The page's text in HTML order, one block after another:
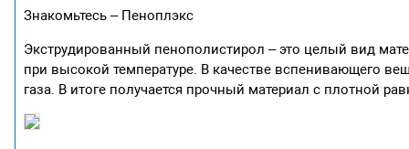
Знакомьтесь – Пеноплэкс
Экструдированный пенополистирол – это целый вид
при высокой температуре. В качестве вспенивающего
газа. В итоге получается прочный материал с плотной